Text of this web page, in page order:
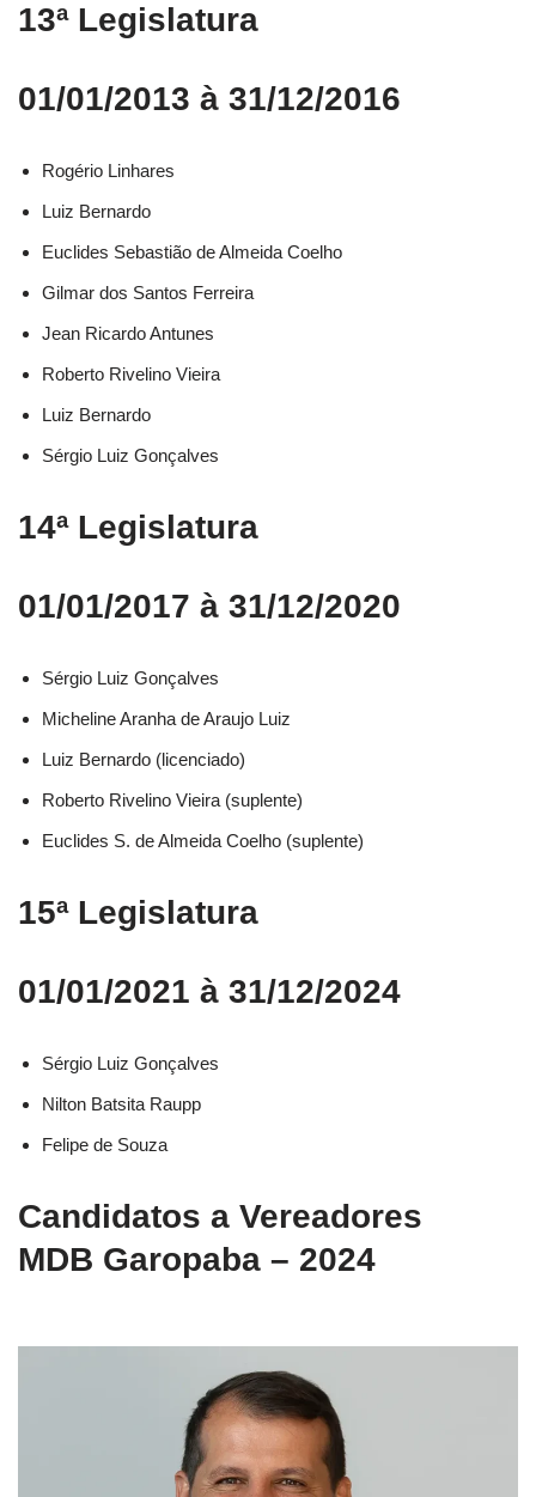
13ª Legislatura
01/01/2013 à 31/12/2016
Rogério Linhares​
Luiz Bernardo​
Euclides Sebastião de Almeida Coelho​
Gilmar dos Santos Ferreira​
Jean Ricardo Antunes​
Roberto Rivelino Vieira​
Luiz Bernardo​
Sérgio Luiz Gonçalves​
14ª Legislatura
01/01/2017 à 31/12/2020
Sérgio Luiz Gonçalves​
Micheline Aranha de Araujo Luiz​
Luiz Bernardo (licenciado)​
Roberto Rivelino Vieira (suplente)​
Euclides S. de Almeida Coelho (suplente)​
15ª Legislatura
01/01/2021 à 31/12/2024
Sérgio Luiz Gonçalves
Nilton Batsita Raupp
Felipe de Souza
Candidatos a Vereadores
MDB Garopaba – 2024